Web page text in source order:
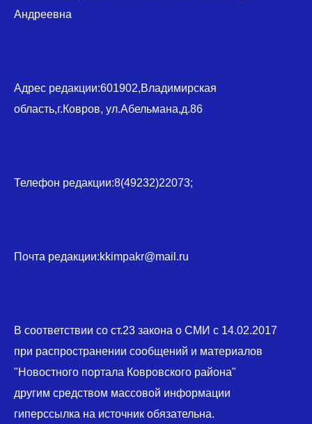
Андреевна
Адрес редакции:601902,Владимирская
область,г.Ковров, ул.Абельмана,д.86
Телефон редакции:8(49232)22073;
Почта редакции:kkimpakr@mail.ru
В соответствии со ст.23 закона о СМИ с 14.02.2017
при распространении сообщений и материалов
"Новостного портала Ковровского района"
другим средством массовой информации
гиперссылка на источник обязательна.